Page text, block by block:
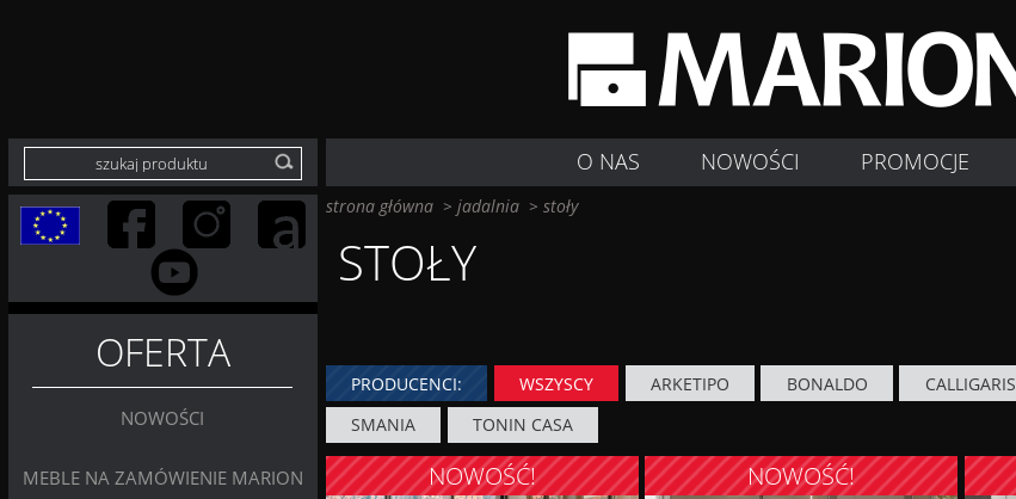
O NAS NOWOŚCI PROMOCJE
OFERTA
NOWOŚCI
MEBLE NA ZAMÓWIENIE MARION
strona główna> jadalnia> stoły
STOŁY
PRODUCENCI: WSZYSCY ARKETIPO BONALDO CALLIGARIS
SMANIA
TONIN CASA
NOWOŚĆ! NOWOŚĆ!